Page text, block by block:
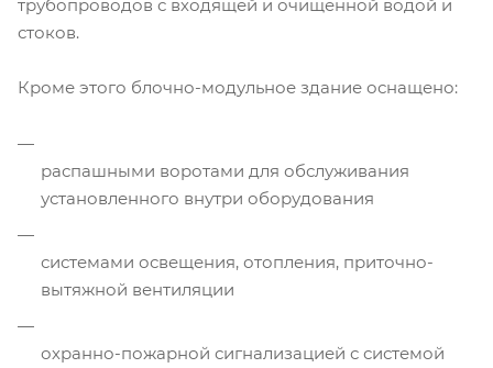
трубопроводов с входящей и очищенной водой и
стоков.
Кроме этого блочно-модульное здание оснащено:
распашными воротами для обслуживания
установленного внутри оборудования
системами освещения, отопления, приточно-
вытяжной вентиляции
охранно-пожарной сигнализацией с системой